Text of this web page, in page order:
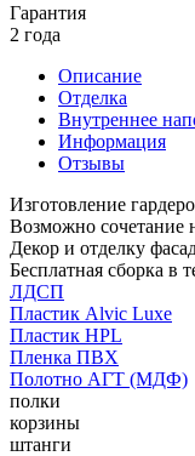
Гарантия
2 года
Описание
Отделка
Внутреннее
Информация
Отзывы
Изготовление
Возможно сочетание
Декор и отделку
Бесплатная сборка в
ЛДСП
Пластик Alvic Luxe
Пластик HPL
Пленка ПВХ
Полотно АГТ (МДФ)
полки
корзины
штанги